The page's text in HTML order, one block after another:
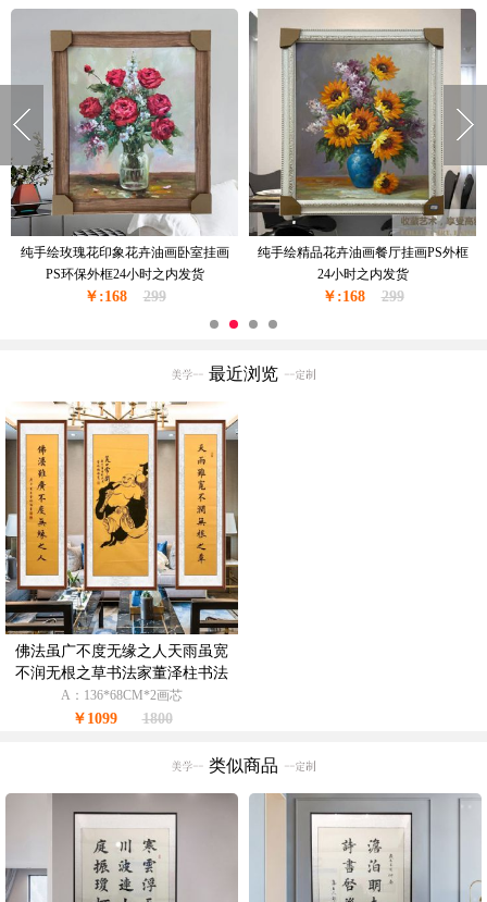
向日葵纯手绘油画花瓶花卉油画PS环
保外框24小时之内发货
￥:168 299
高品质纯手绘花卉油画现货现发PS环
保外框24小时之内发货
￥:168 299
最近浏览
佛法虽广不度无缘之人天雨虽宽
不润无根之草书法家董泽柱书法
作品柚木挂画
A：136*68CM*2画芯
￥1099 1800
类似商品